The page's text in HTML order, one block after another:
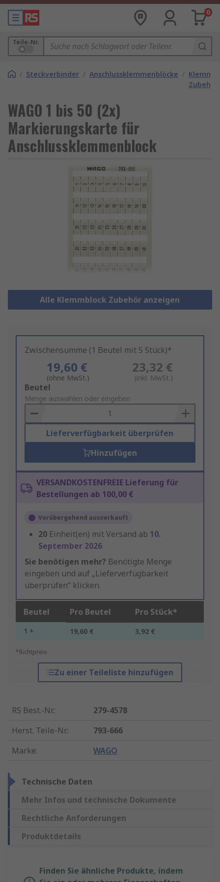
0
Teile-Nr.
/ Steckverbinder / Anschlussklemmenblöcke /
Zubehör
WAGO 1 bis 50 (2x)
Markierungskarte für
Anschlussklemmenblock
Alle Klemmblock Zubehör anzeigen
Zwischensumme (1 Beutel mit 5 Stück)*
19,60 €
(ohne MwSt.)
23,32 €
(inkl. MwSt.)
Add
to
Basket
Beutel
Menge auswählen oder eingeben
Lieferverfügbarkeit überprüfen
Hinzufügen
VERSANDKOSTENFREIE Lieferung für
Bestellungen ab 100,00 €
Vorübergehend ausverkauft
20 Einheit(en) mit Versand ab 10.
September 2026
Sie benötigen mehr? Benötigte Menge
eingeben und auf „Lieferverfügbarkeit
überprüfen“ klicken.
Beutel Pro Beutel Pro Stück*
1 + 19,60 € 3,92 €
*Richtpreis
Zu einer Teileliste hinzufügen
RS Best.-Nr.:
279-4578
Herst. Teile-Nr.:
793-666
Marke: WAGO
Technische Daten
Mehr Infos und technische Dokumente
Rechtliche Anforderungen
Produktdetails
Finden Sie ähnliche Produkte, indem